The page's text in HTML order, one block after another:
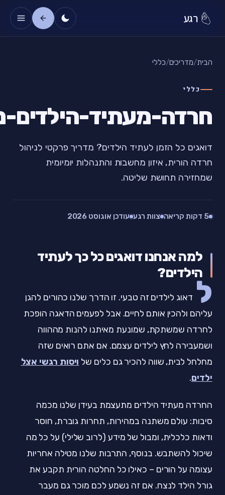
רגע
הבית/מדריכים/כללי
כללי
חרדה-מעתיד-
דואגים כל הזמן לעתיד הילדים? מדריך פרקטי לניהול
חרדה הורית, איזון מחשבות והתנהלות יומיומית
שמחזירה תחושת שליטה.
5 דקות קריאה צוות רגע עודכן אוגוסט 2026
למה אנחנו דואגים כל כך לעתיד
הילדים?
ל דאוג לילדים זה טבעי. זו הדרך שלנו כהורים להגן
עליהם ולהכין אותם לחיים. אבל לפעמים הדאגה הופכת
לחרדה שמשתקת, שמונעת מאיתנו להנות מההווה
ושמעבירה לחץ לילדים עצמם. אם אתם רואים שזה
מחלחל לבית, שווה להכיר גם כלים של ויסות רגשי אצל
ילדים.
החרדה מעתיד הילדים מתעצמת בעידן שלנו מכמה
סיבות: עולם משתנה במהירות, תחרות גוברת, חוסר
ודאות כלכלית, ומבול של מידע (לרוב שלילי) על כל מה
שיכול להשתבש. בנוסף, התרבות שלנו מטילה אחריות
עצומה על הורים – כאילו כל החלטה הורית תקבע את
גורל הילד לנצח. אם זה נשמע לכם מוכר גם מעבר